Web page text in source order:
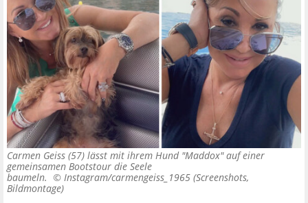
Carmen Geiss (57) lässt mit ihrem Hund "Maddox" auf einer
gemeinsamen Bootstour die Seele
baumeln. © Instagram/carmengeiss_1965 (Screenshots,
Bildmontage)